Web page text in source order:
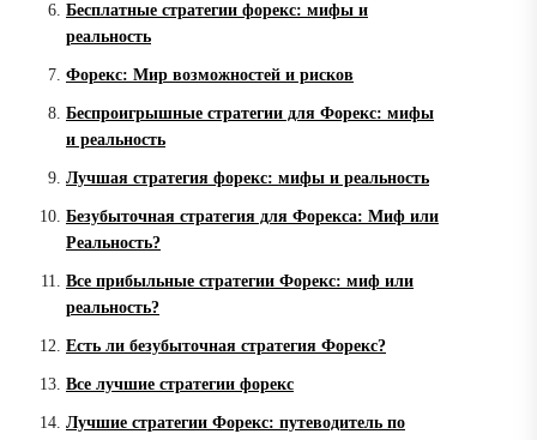
Бесплатные стратегии форекс: мифы и
реальность
Форекс: Мир возможностей и рисков
Беспроигрышные стратегии для Форекс: мифы
и реальность
Лучшая стратегия форекс: мифы и реальность
Безубыточная стратегия для Форекса: Миф или
Реальность?
Все прибыльные стратегии Форекс: миф или
реальность?
Есть ли безубыточная стратегия Форекс?
Все лучшие стратегии форекс
Лучшие стратегии Форекс: путеводитель по